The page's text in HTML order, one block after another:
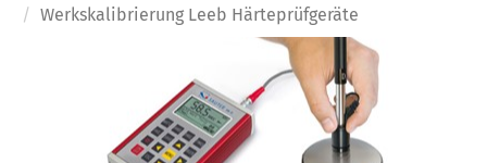
Werkskalibrierung Leeb Härteprüfgeräte